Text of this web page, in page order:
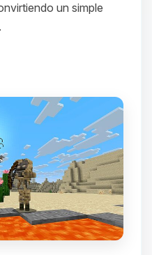
un simple